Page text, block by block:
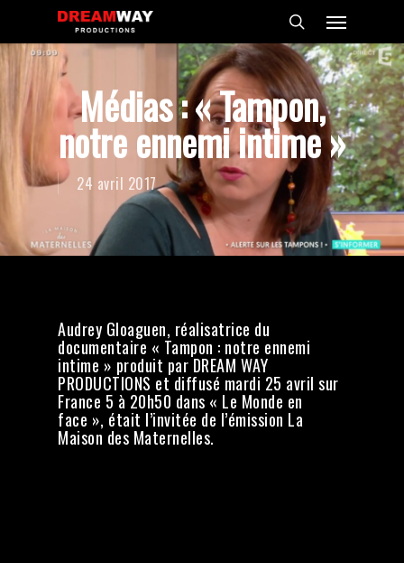
main
content
search
Menu
Médias : « Tampon,
notre ennemi intime »
24 avril 2017
Audrey Gloaguen, réalisatrice du
documentaire « Tampon : notre ennemi
intime » produit par DREAM WAY
PRODUCTIONS et diffusé mardi 25 avril sur
France 5 à 20h50 dans « Le Monde en
face », était l’invitée de l’émission La
Maison des Maternelles.